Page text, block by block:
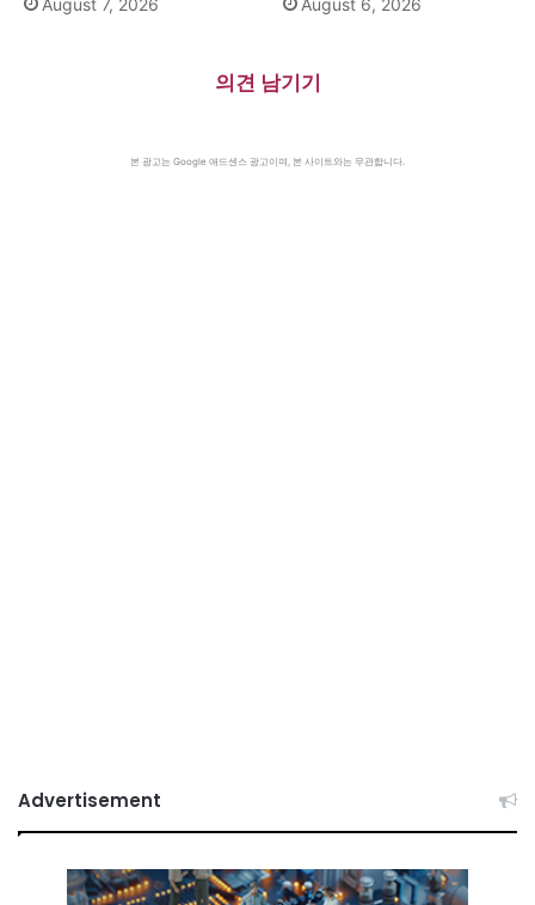
August 7, 2026 August 6, 2026
의견 남기기
본 광고는 Google 애드센스 광고이며, 본 사이트와는 무관합니다.
Advertisement